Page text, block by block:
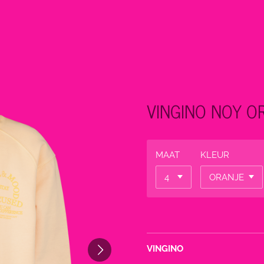
VINGINO NOY
MAAT KLEUR
VINGINO